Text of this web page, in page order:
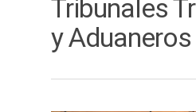
Tribunales
y